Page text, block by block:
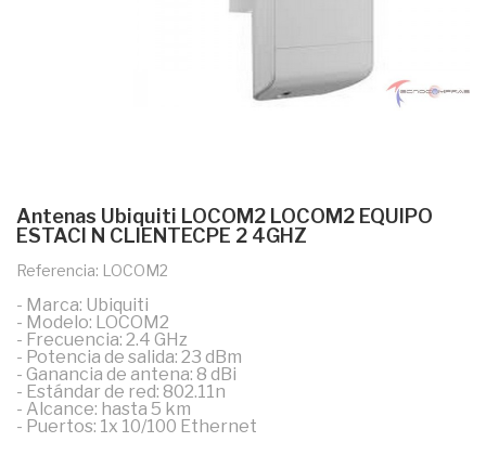
Antenas Ubiquiti LOCOM2 LOCOM2 EQUIPO
ESTACI N CLIENTECPE 2 4GHZ
Referencia: LOCOM2
- Marca: Ubiquiti
- Modelo: LOCOM2
- Frecuencia: 2.4 GHz
- Potencia de salida: 23 dBm
- Ganancia de antena: 8 dBi
- Estándar de red: 802.11n
- Alcance: hasta 5 km
- Puertos: 1x 10/100 Ethernet